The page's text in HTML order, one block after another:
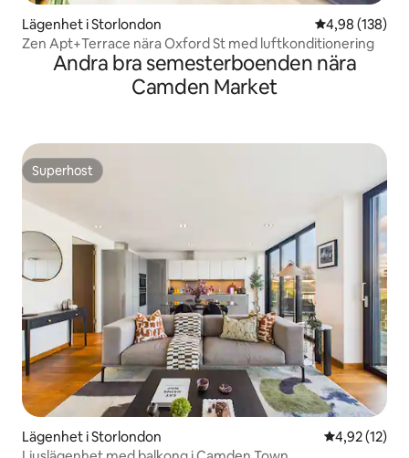
Lägenhet i Storlondon 4,98 av 5 i
4,98 (138)
Zen Apt+Terrace nära Oxford St med luftkonditionering
Andra bra semesterboenden nära
Camden Market
Superhost
Superhost
Lägenhet i Storlondon 4,92 av 5 i
4,92 (12)